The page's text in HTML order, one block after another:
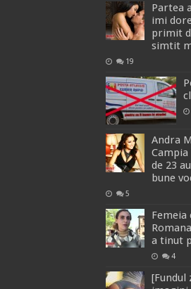
Partea
imi
primit
simtit
19
Andra
de 23
bune
5
Femeia
a tinut
4
[Fundul